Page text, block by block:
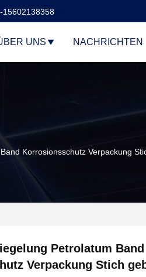
15602138358
UNS NACHRICHTEN
Korrosionsschutz Verpackung
Petrolatum Band
Verpackung Stich